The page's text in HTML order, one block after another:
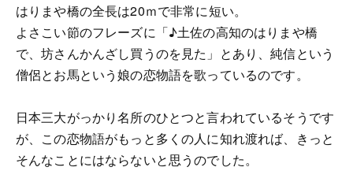
はりまや橋の全長は20ｍで非常に短い。
よさこい節のフレーズに「♪土佐の高知のはりまや橋
で、坊さんかんざし買うのを見た」とあり、純信という
僧侶とお馬という娘の恋物語を歌っているのです。
日本三大がっかり名所のひとつと言われているそうです
が、この恋物語がもっと多くの人に知れ渡れば、きっと
そんなことにはならないと思うのでした。